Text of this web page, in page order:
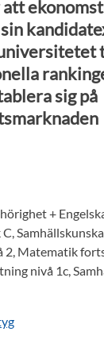
sig på
+
2, Matematik
nivå 1c,